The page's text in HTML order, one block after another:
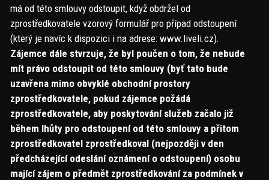
má od této smlouvy odstoupit, když obdržel od
zprostředkovatele vzorový formulář pro případ odstoupení
(který je navíc k dispozici i na adrese: www.liveli.cz).
Zájemce dále stvrzuje, že byl poučen o tom, že nebude
mít právo odstoupit od této smlouvy (byť tato bude
uzavřena mimo obvyklé obchodní prostory
zprostředkovatele, pokud zájemce požádá
zprostředkovatele, aby poskytování služeb začalo již
během lhůty pro odstoupení od této smlouvy a přitom
zprostředkovatel zprostředkoval (nejpozději v den
předcházející odeslání oznámení o odstoupení) osobu
mající zájem o předmět zprostředkování za podmínek v